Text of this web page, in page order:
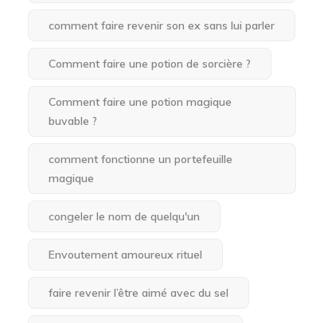
comment faire revenir son ex sans lui parler
Comment faire une potion de sorcière ?
Comment faire une potion magique
buvable ?
comment fonctionne un portefeuille
magique
congeler le nom de quelqu'un
Envoutement amoureux rituel
faire revenir l’être aimé avec du sel